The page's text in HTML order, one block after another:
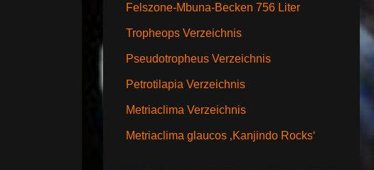
Felszone-Mbuna-Becken 756 Liter
Tropheops Verzeichnis
Pseudotropheus Verzeichnis
Petrotilapia Verzeichnis
Metriaclima Verzeichnis
Metriaclima glaucos ‚Kanjindo Rocks‘